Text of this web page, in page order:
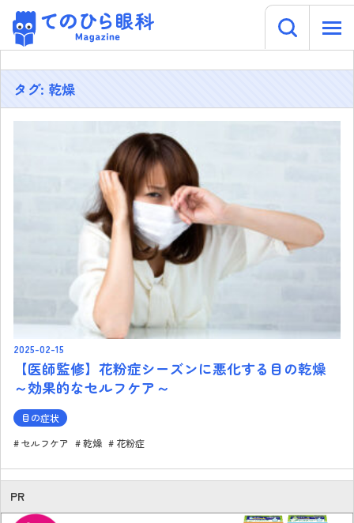
Skip
to
content
てのひら眼科 Magazine
タグ: 乾燥
2025-02-15
【医師監修】花粉症シーズンに悪化する目の乾燥
～効果的なセルフケア～
目の症状
セルフケア
乾燥 花粉症
PR